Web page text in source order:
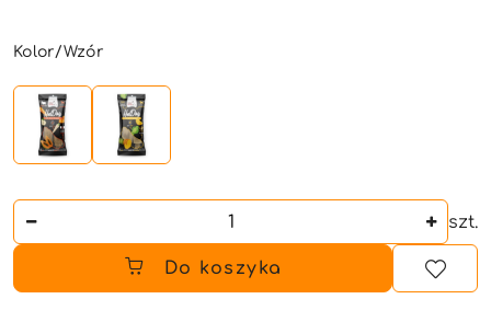
Wariant
Kolor/Wzór
szt.
Do koszyka